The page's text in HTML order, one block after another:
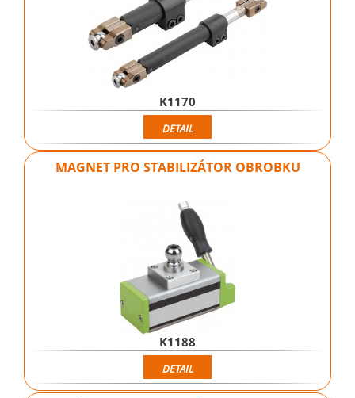
K1170
DETAIL
MAGNET PRO STABILIZÁTOR OBROBKU
K1188
DETAIL